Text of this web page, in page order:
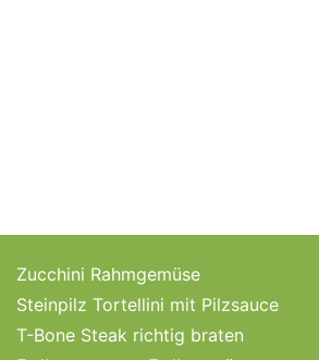
Zucchini Rahmgemüse
Steinpilz Tortellini mit Pilzsauce
T-Bone Steak richtig braten